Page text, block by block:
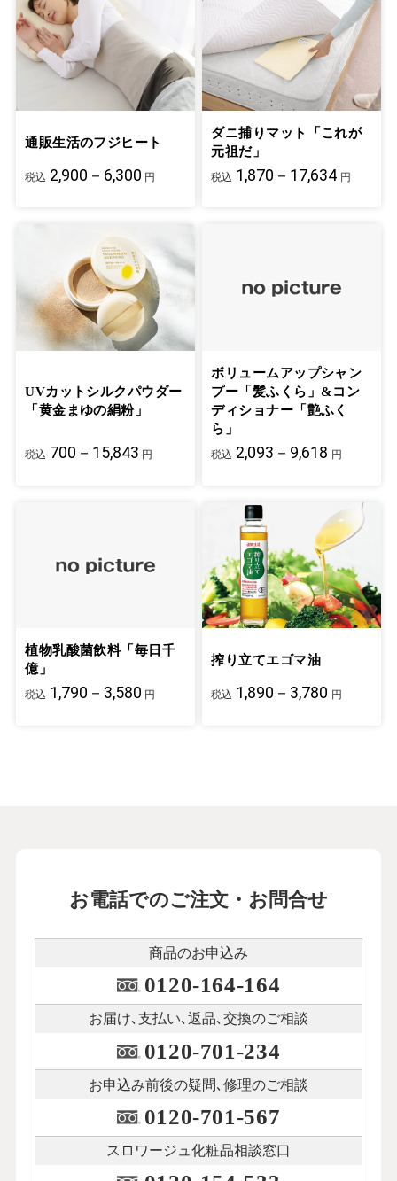
通販生活のフジヒート
税込 2,900－6,300 円
ダニ捕りマット「これが
元祖だ」
税込 1,870－17,634 円
UVカットシルクパウダー
「黄金まゆの絹粉」
税込 700－15,843 円
ボリュームアップシャン
プー「髪ふくら」&コン
ディショナー「艶ふく
ら」
税込 2,093－9,618 円
植物乳酸菌飲料「毎日千
億」
税込 1,790－3,580 円
搾り立てエゴマ油
税込 1,890－3,780 円
お電話でのご注文・お問合せ
商品のお申込み
0120-164-164
お届け､支払い､ 返品､交換のご相談
0120-701-234
お申込み前後の疑問､修理のご相談
0120-701-567
スロワージュ化粧品相談窓口